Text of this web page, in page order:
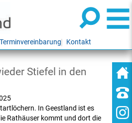
Terminvereinbarung Kontakt
Stiefel in den
In Geestland ist es
Rathäuser kommt und dort die